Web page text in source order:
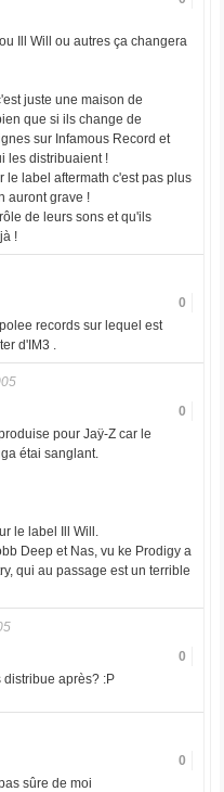
Ill Will ou autres ça changera
juste une maison de
que si ils change de
sur Infamous Record et
les distribuaient !
le label aftermath c'est pas plus
auront grave !
de leurs sons et qu'ils
!
0
records sur lequel est
d'IM3 .
0
pour Jaÿ-Z car le
étai sanglant.
le label Ill Will.
Deep et Nas, vu ke Prodigy a
qui au passage est un terrible
0
distribue après? :P
0
sûre de moi